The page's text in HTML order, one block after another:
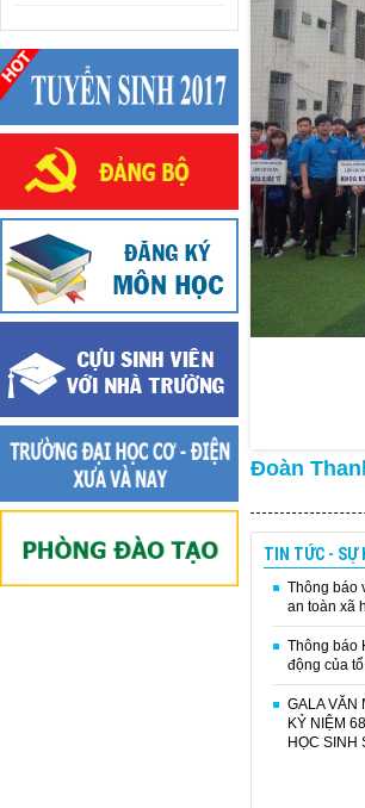
Đoàn
TIN TỨC - SỰ
Thông báo
an toàn xã
Thông báo
động của
GALA VĂN
KỶ NIỆM
HỌC SINH